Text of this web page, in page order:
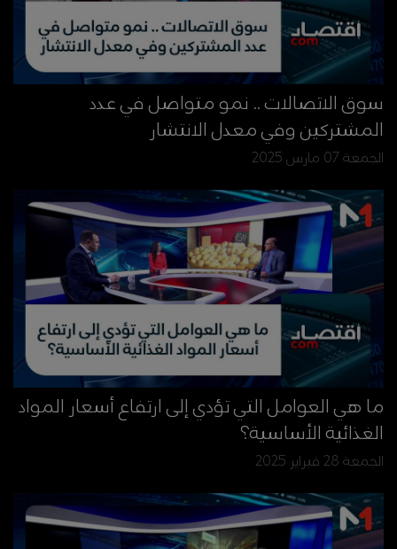
سوق الاتصالات .. نمو متواصل في عدد
المشتركين وفي معدل الانتشار
الجمعة 07 مارس 2025
ما هي العوامل التي تؤدي إلى ارتفاع أسعار المواد
الغذائية الأساسية؟
الجمعة 28 فبراير 2025